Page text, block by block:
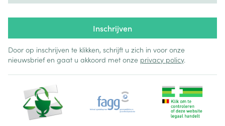
Inschrijven
Door op inschrijven te klikken, schrijft u zich in voor onze
nieuwsbrief en gaat u akkoord met onze privacy policy.